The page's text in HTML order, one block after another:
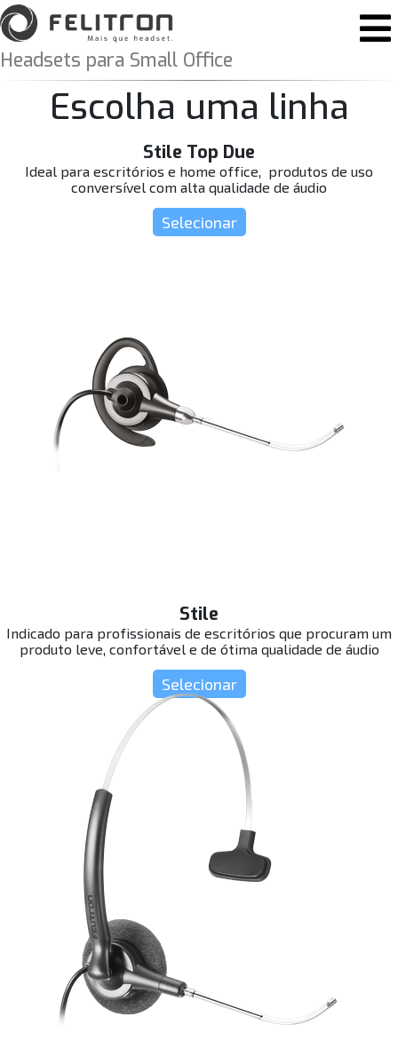
Pular para o conteúdo
Navegação principal
Headsets para Small Office
Escolha uma linha
Stile Top Due
Ideal para escritórios e home office, produtos de uso
conversível com alta qualidade de áudio
Selecionar
Stile
Indicado para profissionais de escritórios que procuram um
produto leve, confortável e de ótima qualidade de áudio
Selecionar